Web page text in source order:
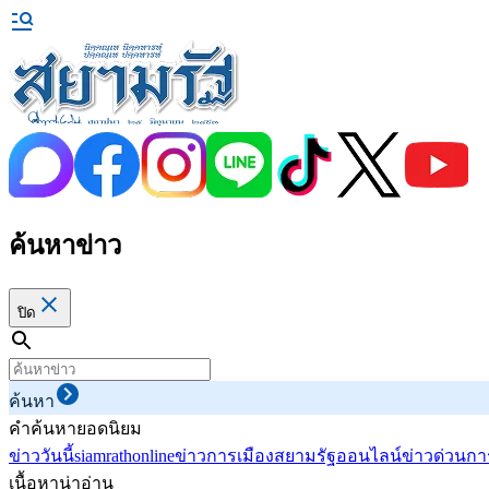
ค้นหาข่าว
ปิด
ค้นหา
คำค้นหายอดนิยม
ข่าววันนี้siamrathonlineข่าวการเมืองสยามรัฐออนไลน์ข่าวด่วนก
เนื้อหาน่าอ่าน